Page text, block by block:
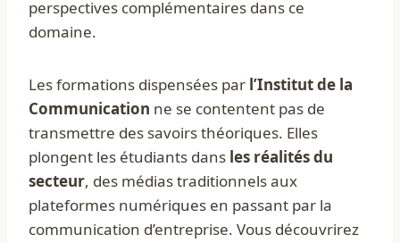
perspectives complémentaires dans ce
domaine.
Les formations dispensées par l’Institut de la
Communication ne se contentent pas de
transmettre des savoirs théoriques. Elles
plongent les étudiants dans les réalités du
secteur, des médias traditionnels aux
plateformes numériques en passant par la
communication d’entreprise. Vous découvrirez